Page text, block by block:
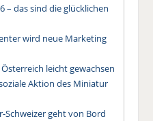
– das sind die glücklichen
wird neue Marketing
leicht gewachsen
Aktion des Miniatur
Schweizer geht von Bord